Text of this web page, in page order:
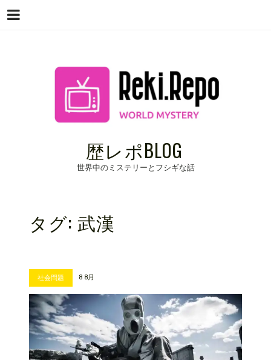
歴レポBLOG
世界中のミステリーとフシギな話
タグ: 武漢
社会問題 8 8月
Menu